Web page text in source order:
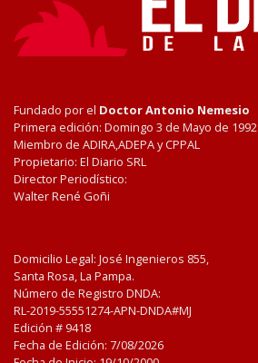
Fundado por el Doctor Antonio Nemesio
Primera edición: Domingo 3 de Mayo de 1992
Miembro de ADIRA,ADEPA y CPPAL
Propietario: El Diario SRL
Director Periodístico:
Walter René Goñi
Domicilio Legal: José Ingenieros 855,
Santa Rosa, La Pampa.
Número de Registro DNDA:
RL-2019-55551274-APN-DNDA#MJ
Edición # 9418
Fecha de Edición: 7/08/2026